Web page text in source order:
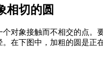
相切的圆
对象接触而不相交的点。
在下图中，加粗的圆是正